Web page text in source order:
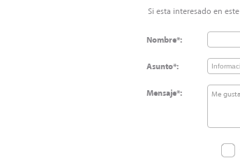
Si esta interesado en
Nombre*:
Asunto*:
Mensaje*: